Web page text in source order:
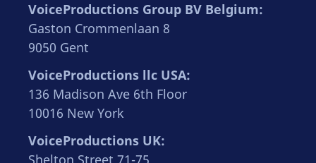
VoiceProductions Group BV Belgium:
Gaston Crommenlaan 8
9050 Gent
VoiceProductions llc USA:
136 Madison Ave 6th Floor
10016 New York
VoiceProductions UK:
Shelton Street 71-75